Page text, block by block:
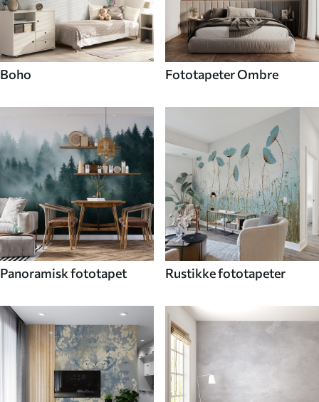
Boho Fototapeter Ombre
Panoramisk fototapet Rustikke fototapeter